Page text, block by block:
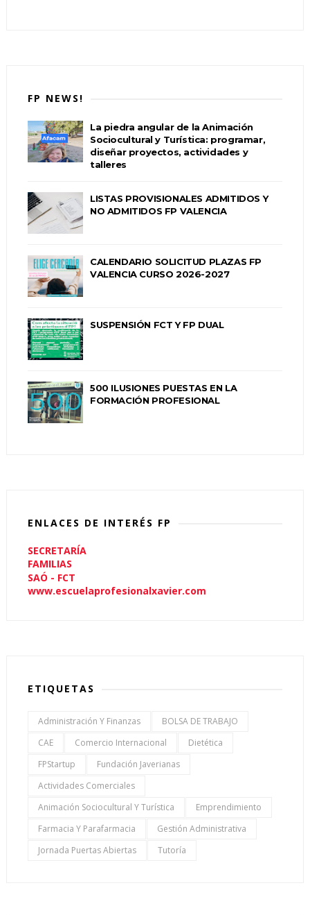
FP NEWS!
La piedra angular de la Animación
Sociocultural y Turística: programar,
diseñar proyectos, actividades y
talleres
LISTAS PROVISIONALES ADMITIDOS Y
NO ADMITIDOS FP VALENCIA
CALENDARIO SOLICITUD PLAZAS FP
VALENCIA CURSO 2026-2027
SUSPENSIÓN FCT Y FP DUAL
500 ILUSIONES PUESTAS EN LA
FORMACIÓN PROFESIONAL
ENLACES DE INTERÉS FP
SECRETARÍA
FAMILIAS
SAÓ - FCT
www.escuelaprofesionalxavier.com
ETIQUETAS
Administración Y Finanzas
BOLSA DE TRABAJO
CAE
Comercio Internacional
Dietética
FPStartup
Fundación Javerianas
Actividades Comerciales
Animación Sociocultural Y Turística
Emprendimiento
Farmacia Y Parafarmacia
Gestión Administrativa
Jornada Puertas Abiertas
Tutoría